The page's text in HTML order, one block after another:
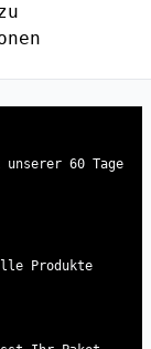
60 Tage
Produkte